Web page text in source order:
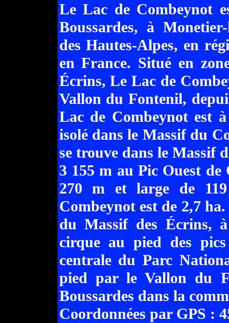
Le Lac de Combeynot
Boussardes, à
des Hautes-Alpes, en
en France. Situé en
Écrins, Le Lac de
Vallon du Fontenil,
Lac de Combeynot est
isolé dans le Massif du
se trouve dans le Massif
3 155 m au Pic Ouest
270 m et large de
Combeynot est de 2,7
du Massif des Écrins,
cirque au pied des
centrale du Parc
pied par le Vallon du
Boussardes dans la
Coordonnées par GPS :